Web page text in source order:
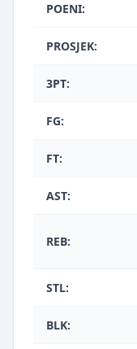
POENI:
PROSJEK:
3PT:
FG:
FT:
AST:
REB:
STL:
BLK: